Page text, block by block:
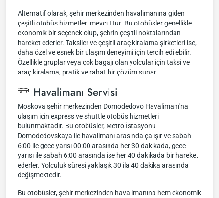
Alternatif olarak, şehir merkezinden havalimanına giden
çeşitli otobüs hizmetleri mevcuttur. Bu otobüsler genellikle
ekonomik bir seçenek olup, şehrin çeşitli noktalarından
hareket ederler. Taksiler ve çeşitli araç kiralama şirketleri ise,
daha özel ve esnek bir ulaşım deneyimi için tercih edilebilir.
Özellikle gruplar veya çok bagajı olan yolcular için taksi ve
araç kiralama, pratik ve rahat bir çözüm sunar.
Havalimanı Servisi
Moskova şehir merkezinden Domodedovo Havalimanı'na
ulaşım için express ve shuttle otobüs hizmetleri
bulunmaktadır. Bu otobüsler, Metro İstasyonu
Domodedovskaya ile havalimanı arasında çalışır ve sabah
6:00 ile gece yarısı 00:00 arasında her 30 dakikada, gece
yarısı ile sabah 6:00 arasında ise her 40 dakikada bir hareket
ederler. Yolculuk süresi yaklaşık 30 ila 40 dakika arasında
değişmektedir.
Bu otobüsler, şehir merkezinden havalimanına hem ekonomik